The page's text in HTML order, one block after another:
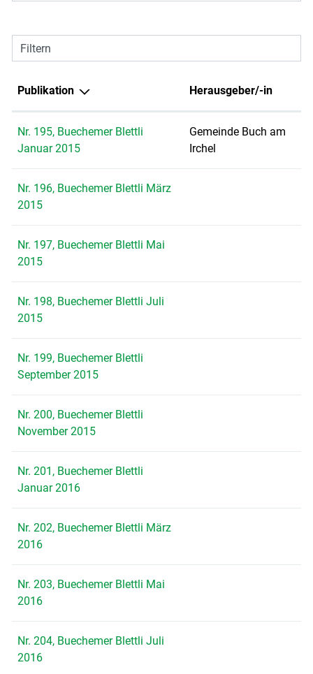
Filtern
Publikation Herausgeber/-in
Nr. 195, Buechemer Blettli
Januar 2015
Gemeinde Buch am
Irchel
Nr. 196, Buechemer Blettli März
2015
Nr. 197, Buechemer Blettli Mai
2015
Nr. 198, Buechemer Blettli Juli
2015
Nr. 199, Buechemer Blettli
September 2015
Nr. 200, Buechemer Blettli
November 2015
Nr. 201, Buechemer Blettli
Januar 2016
Nr. 202, Buechemer Blettli März
2016
Nr. 203, Buechemer Blettli Mai
2016
Nr. 204, Buechemer Blettli Juli
2016